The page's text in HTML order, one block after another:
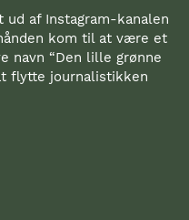
af Instagram-kanalen
kom til at være et
navn “Den lille grønne
flytte journalistikken